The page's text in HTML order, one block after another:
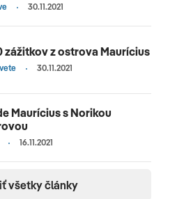
30.11.2021
zážitkov z ostrova Maurícius
30.11.2021
Maurícius s Norikou
16.11.2021
všetky články